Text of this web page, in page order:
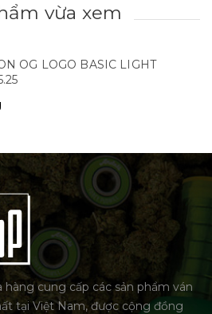
vừa xem
OG LOGO BASIC LIGHT
hàng cung cấp các sản phẩm ván
tại Việt Nam, được cộng đồng